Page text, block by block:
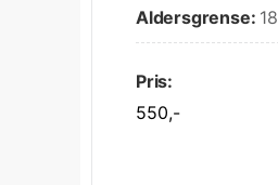
Aldersgrense: 18
Pris:
550,-